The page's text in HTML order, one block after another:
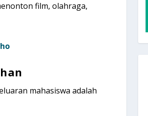
film, olahraga,
mahasiswa adalah